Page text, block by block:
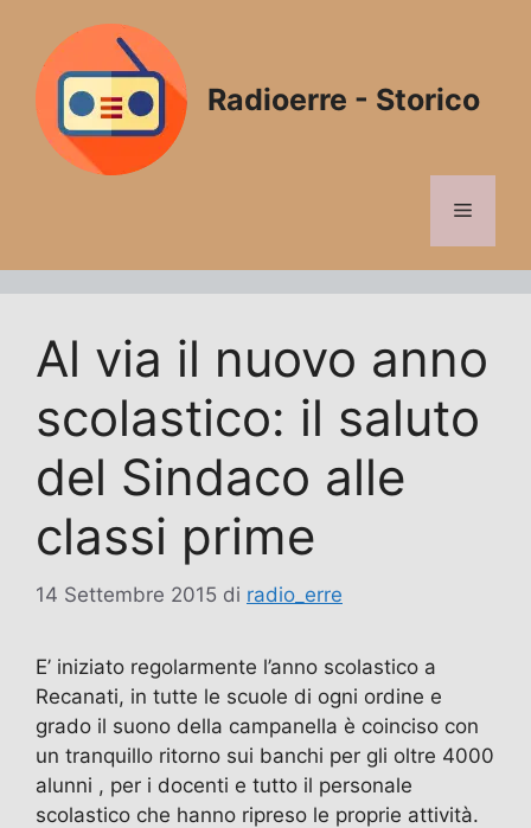
contenuto
Radioerre - Storico
Menu
Al via il nuovo anno
scolastico: il saluto
del Sindaco alle
classi prime
14 Settembre 2015 di radio_erre
E’ iniziato regolarmente l’anno scolastico a
Recanati, in tutte le scuole di ogni ordine e
grado il suono della campanella è coinciso con
un tranquillo ritorno sui banchi per gli oltre 4000
alunni , per i docenti e tutto il personale
scolastico che hanno ripreso le proprie attività.